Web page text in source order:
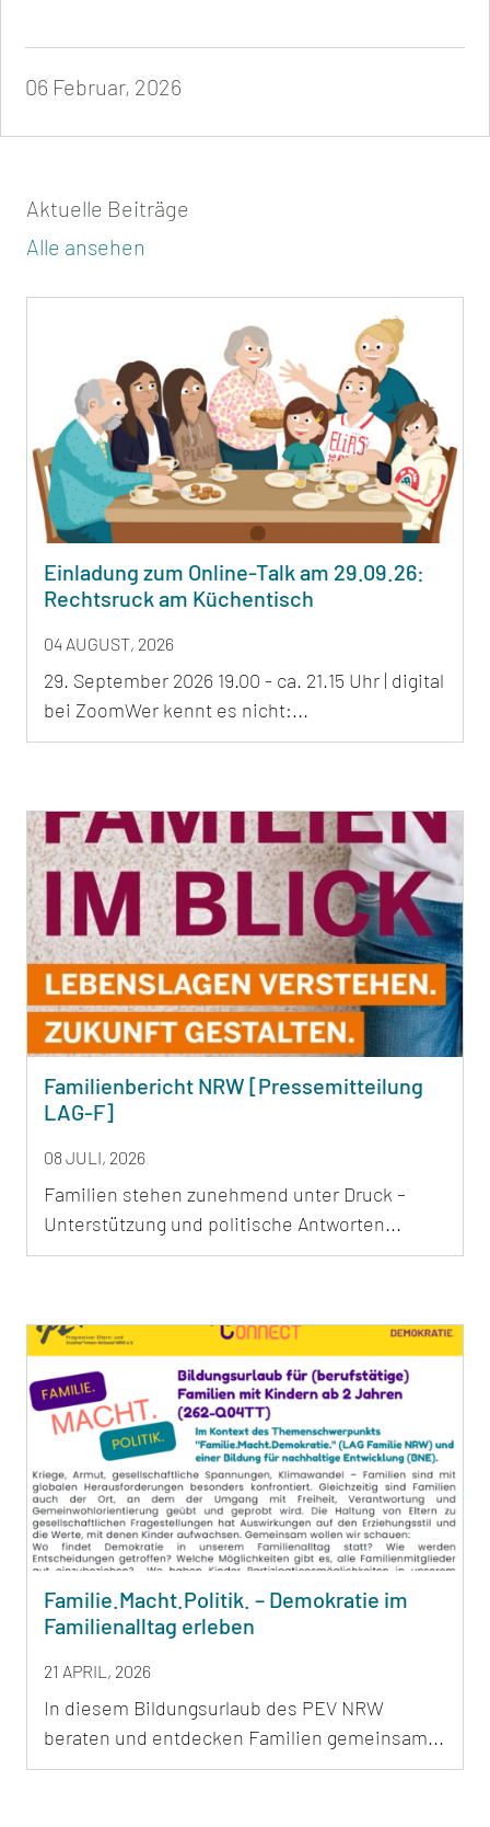
06 Februar, 2026
Aktuelle Beiträge
Alle ansehen
Einladung zum Online-Talk am 29.09.26:
Rechtsruck am Küchentisch
04 AUGUST, 2026
29. September 2026 19.00 - ca. 21.15 Uhr | digital
bei ZoomWer kennt es nicht:...
Familienbericht NRW [Pressemitteilung
LAG-F]
08 JULI, 2026
Familien stehen zunehmend unter Druck –
Unterstützung und politische Antworten...
Familie.Macht.Politik. – Demokratie im
Familienalltag erleben
21 APRIL, 2026
In diesem Bildungsurlaub des PEV NRW
beraten und entdecken Familien gemeinsam...